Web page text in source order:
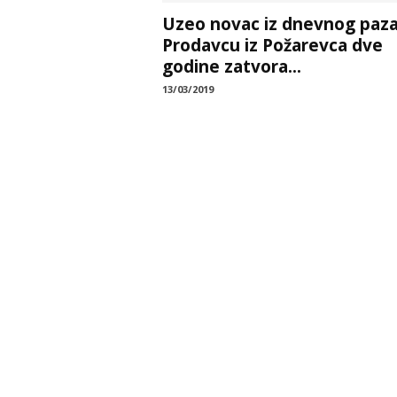
Uzeo novac iz dnevnog
Prodavcu iz Požarevca dve
godine zatvora...
13/03/2019